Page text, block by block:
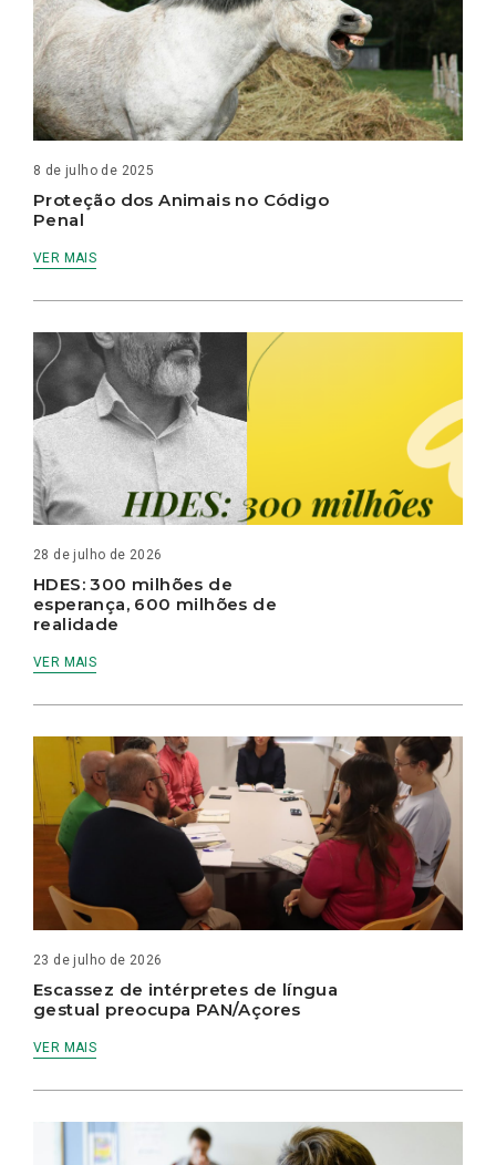
8 de julho de 2025
Proteção dos Animais no Código
Penal
VER MAIS
28 de julho de 2026
HDES: 300 milhões de
esperança, 600 milhões de
realidade
VER MAIS
23 de julho de 2026
Escassez de intérpretes de língua
gestual preocupa PAN/Açores
VER MAIS